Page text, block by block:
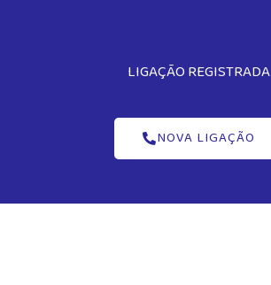
LIGAÇÃO REGISTRADA
NOVA LIGAÇÃO